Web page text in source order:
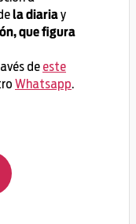
la diariay
que figura
de este
Whatsapp.